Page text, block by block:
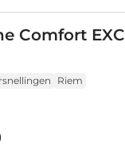
Comfort
Riem